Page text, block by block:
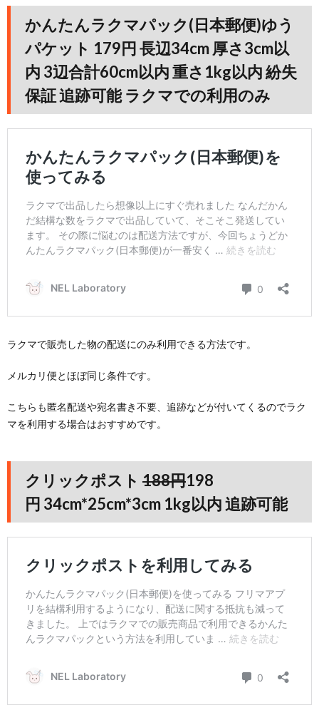
かんたんラクマパック(日本郵便)ゆう
パケット 179円 長辺34cm 厚さ3cm以
内 3辺合計60cm以内 重さ1kg以内 紛失
保証 追跡可能 ラクマでの利用のみ
ラクマで販売した物の配送にのみ利用できる方法です。
メルカリ便とほぼ同じ条件です。
こちらも匿名配送や宛名書き不要、追跡などが付いてくるのでラク
マを利用する場合はおすすめです。
クリックポスト 188円198
円 34cm*25cm*3cm 1kg以内 追跡可能